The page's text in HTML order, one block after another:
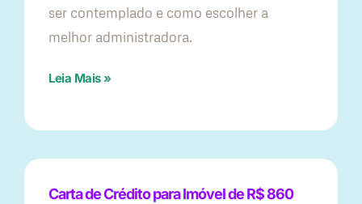
ser contemplado e como escolher a
melhor administradora.
Leia Mais »
Carta de Crédito para Imóvel de R$ 860